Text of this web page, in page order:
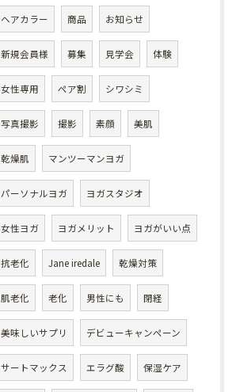
ヘアカラー 商品 お知らせ
新規会員様 募集 見学会 体験
女性専用 ペア割 シワシミ
写真撮影 撮影 素顔 美肌
乾燥肌 マンツーマンヨガ
パーソナルヨガ ヨガスタジオ
女性ヨガ ヨガメリット ヨガがいい点
抗老化 Jane iredale 乾燥対策
肌老化 老化 男性にも 閉経
美味しいサプリ デビューキャンペーン
サートマックス エラグ酸 保湿ケア